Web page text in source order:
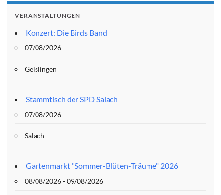
VERANSTALTUNGEN
Konzert: Die Birds Band
07/08/2026
Geislingen
Stammtisch der SPD Salach
07/08/2026
Salach
Gartenmarkt "Sommer-Blüten-Träume" 2026
08/08/2026 - 09/08/2026